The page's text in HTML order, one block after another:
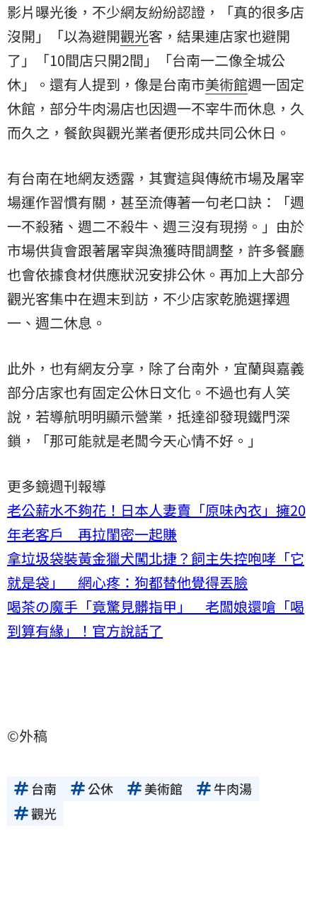
影片曝光後，不少網友紛紛認證，「真的很多店
沒開」「以為避開觀光客，結果連店家也避開
了」「10間店只開2間」「台南一二像全城公
休」。還有人提到，像是台南市美術館週一固定
休館，部分牛肉湯店也因週一不宰牛而休息，久
而久之，餐飲與觀光業者便形成共同公休日。
有台南在地網友透露，其實這與傳統市場及屠宰
場運作習慣有關，甚至流傳著一句老口訣：「週
一不殺豬、週二不殺牛、週三沒有現撈。」由於
市場供貨會跟著屠宰與漁獲時間調整，許多餐廳
也會依據食材供應狀況安排公休。再加上大部分
觀光客集中在週末到訪，不少店家乾脆選擇週
一、週二休息。
此外，也有網友分享，除了台南外，宜蘭與嘉義
部分店家也有固定公休日文化。不過也有人笑
說，若導航明明顯示營業，抵達卻發現鐵門深
鎖，「那可能就是老闆今天心情不好。」
更多鏡週刊報導
老公薪水不夠花！日本人妻賣「原味內衣」擁20
年老客戶 再拉閨密一起賺
拿垃圾袋裝黃金獵犬闖北捷？飼主失控咆哮「它
就是袋」 網心疼：狗都替他覺得丟臉
喝茶の魔手「竟驚見髒指甲」 老闆娘還嗆「喝
到算有緣」！官方說話了
©外稿
台南 公休 美術館
牛肉湯
觀光